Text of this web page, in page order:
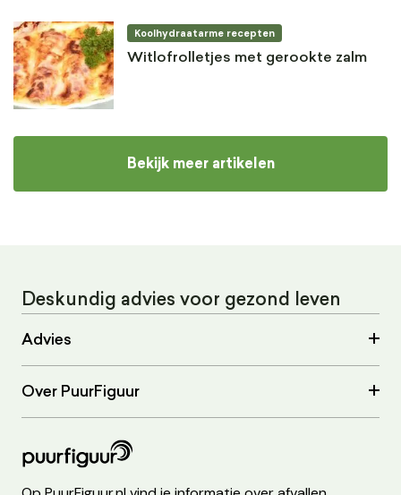
Koolhydraatarme recepten
Witlofrolletjes met gerookte zalm
Bekijk meer artikelen
Deskundig advies voor gezond leven
Advies
Over PuurFiguur